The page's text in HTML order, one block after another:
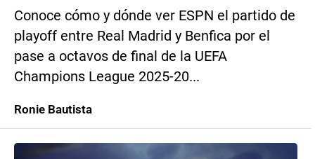
Conoce cómo y dónde ver ESPN el partido de
playoff entre Real Madrid y Benfica por el
pase a octavos de final de la UEFA
Champions League 2025-20...
Ronie Bautista